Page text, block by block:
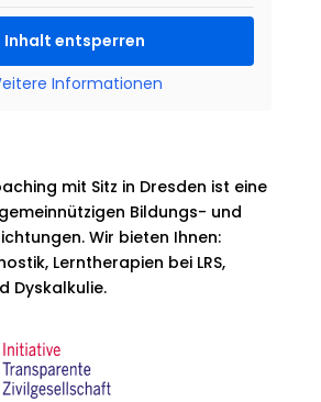
Inhalt entsperren
Informationen
mit Sitz in Dresden ist eine
Bildungs- und
Wir bieten Ihnen:
Lerntherapien bei LRS,
Dyskalkulie.